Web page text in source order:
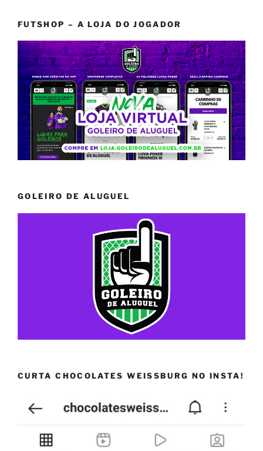
FUTSHOP – A LOJA DO JOGADOR
GOLEIRO DE ALUGUEL
CURTA CHOCOLATES WEISSBURG NO INSTA!